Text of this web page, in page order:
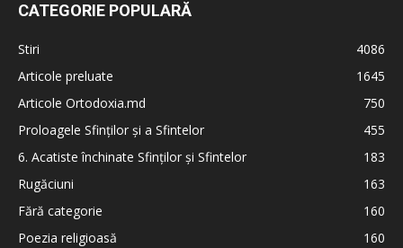
CATEGORIE POPULARĂ
Stiri
4086
Articole preluate
1645
Articole Ortodoxia.md
750
Proloagele Sfinților și a Sfintelor
455
6. Acatiste închinate Sfinților și Sfintelor
183
Rugăciuni
163
Fără categorie
160
Poezia religioasă
160